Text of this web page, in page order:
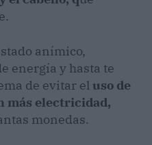
anímico,
energía y hasta te
de evitar eluso de
más electricidad,
monedas.